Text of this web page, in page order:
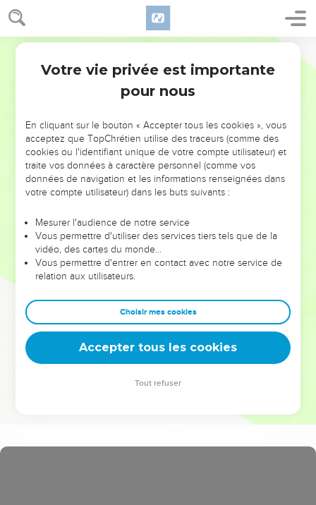
NE MANQUEZ PAS L’ÉVÉNEMENT
DE L’ANNÉE !
ET SI LEURS ERREURS POUVAIENT VOUS ÉVITER LES
VOTRES ?
leur foi ou leur vision. Mais on voit moins les doutes, les erreurs
et les saisons difficiles qu'ils ont traversés, alors même que ce
sont elles qui les ont façonnés.
Dans cette conférence, leaders, entrepreneurs, et responsables
clés pour avancer avec plus de sagesse afin que leurs erreurs
deviennent vos tremplins. Que vous guidiez un ministère, une
équipe, un groupe ou une famille, leur expérience est faite
Votre vie privée est importante
pour nous
En cliquant sur le bouton « Accepter tous les cookies », vous
acceptez que TopChrétien utilise des traceurs (comme des
cookies ou l'identifiant unique de votre compte utilisateur) et
traite vos données à caractère personnel (comme vos
données de navigation et les informations renseignées dans
votre compte utilisateur) dans les buts suivants :
Mesurer l'audience de notre service
Vous permettre d'utiliser des services tiers tels que de la
vidéo, des cartes du monde…
Vous permettre d'entrer en contact avec notre service de
relation aux utilisateurs.
Choisir mes cookies
Accepter tous les cookies
Tout refuser